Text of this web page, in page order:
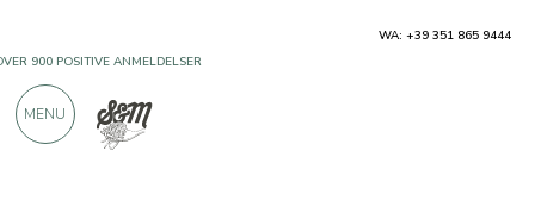
WA: +39 351 865 9444
MENU